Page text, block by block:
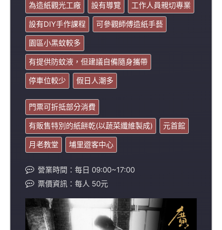
為造紙觀光工廠 設有導覽
工作人員親切專業
設有DIY手作課程
可參觀師傅造紙手藝
園區小黑蚊較多
有提供防蚊液，但建議自備隨身攜帶
停車位較少
假日人潮多
門票可折抵部分消費
有販售特別的紙餅乾(以蔬菜纖維製成)
元首館
月老教堂
埔里遊客中心
營業時間：每日 09:00~17:00
票價資訊：每人 50元